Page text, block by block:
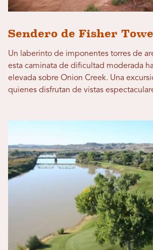
Sendero de Fisher
Un laberinto de imponentes torres de
esta caminata de dificultad moderada
elevada sobre Onion Creek. Una
quienes disfrutan de vistas